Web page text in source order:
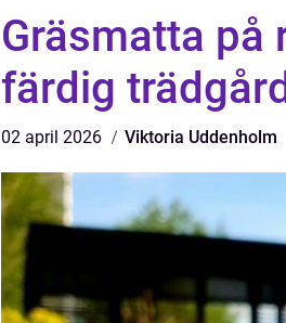
Gräsmatta på
färdig trädgård
02 april 2026 Viktoria Uddenholm